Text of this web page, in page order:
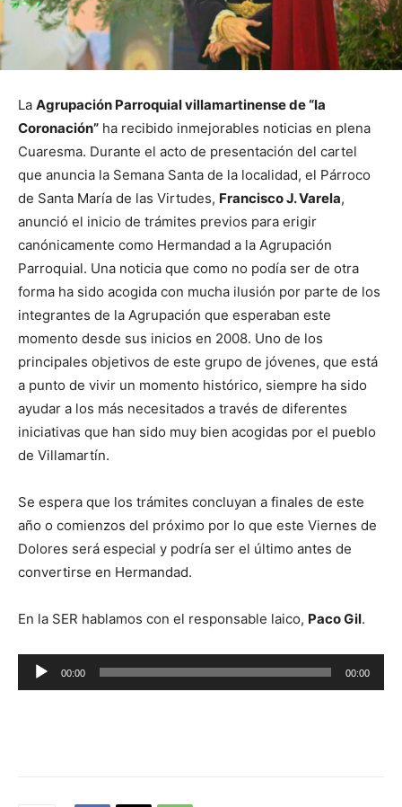
La Agrupación Parroquial villamartinense de “la
Coronación” ha recibido inmejorables noticias en plena
Cuaresma. Durante el acto de presentación del cartel
que anuncia la Semana Santa de la localidad, el Párroco
de Santa María de las Virtudes, Francisco J. Varela,
anunció el inicio de trámites previos para erigir
canónicamente como Hermandad a la Agrupación
Parroquial. Una noticia que como no podía ser de otra
forma ha sido acogida con mucha ilusión por parte de los
integrantes de la Agrupación que esperaban este
momento desde sus inicios en 2008. Uno de los
principales objetivos de este grupo de jóvenes, que está
a punto de vivir un momento histórico, siempre ha sido
ayudar a los más necesitados a través de diferentes
iniciativas que han sido muy bien acogidas por el pueblo
de Villamartín.
Se espera que los trámites concluyan a finales de este
año o comienzos del próximo por lo que este Viernes de
Dolores será especial y podría ser el último antes de
convertirse en Hermandad.
En la SER hablamos con el responsable laico, Paco Gil.
e
00:00 00:00